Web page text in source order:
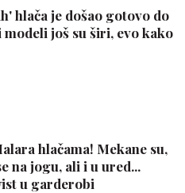
hlača je došao gotovo do
još su širi, evo kako
hlačama! Mekane su,
na jogu, ali i u ured...
u garderobi